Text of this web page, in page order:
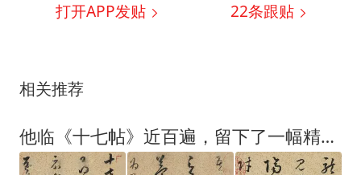
打开APP发贴 22条跟贴
相关推荐
他临《十七帖》近百遍，留下了一幅精妙的墨迹珍品传世至今